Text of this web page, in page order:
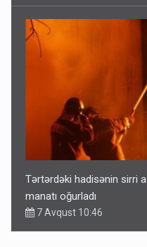
Tərtərdəki hadisənin sirri
manatı oğurladı
7 Avqust 10:46